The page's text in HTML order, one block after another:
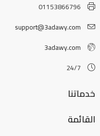
01153866796
support@3adawy.com
3adawy.com
24/7
خدماتنا
القائمة